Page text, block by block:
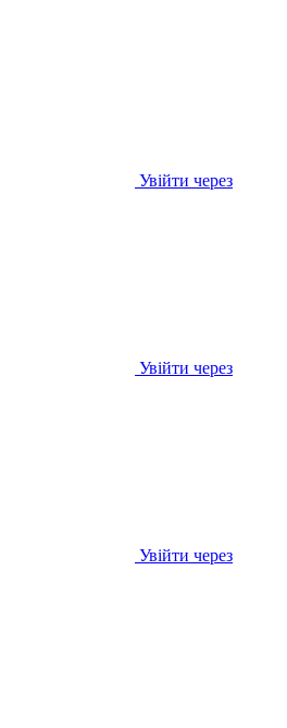
Увійти через
Увійти через
Увійти через